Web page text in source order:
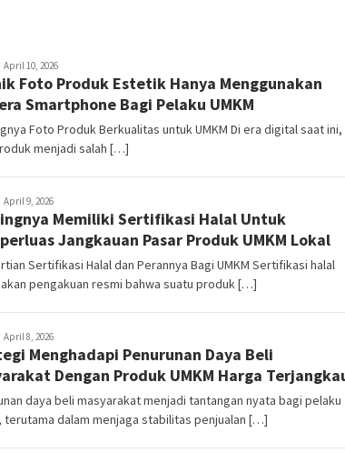
Mala
April 10, 2026
Foto Produk Estetik Hanya Menggunakan
Smartphone Bagi Pelaku UMKM
Foto Produk Berkualitas untuk UMKM Di era digital saat ini,
menjadi salah […]
Mala
April 9, 2026
Memiliki Sertifikasi Halal Untuk
Jangkauan Pasar Produk UMKM Lokal
Sertifikasi Halal dan Perannya Bagi UMKM Sertifikasi halal
pengakuan resmi bahwa suatu produk […]
Mala
April 8, 2026
Menghadapi Penurunan Daya Beli
Dengan Produk UMKM Harga
daya beli masyarakat menjadi tantangan nyata bagi pelaku
terutama dalam menjaga stabilitas penjualan […]